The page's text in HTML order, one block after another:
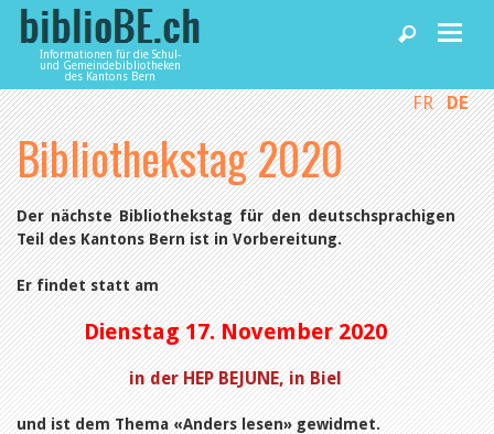
Informationen für die Schul-
und Gemeindebibliotheken
des Kantons Bern
Home
News und Fachbeiträge
Bibliotheken
Agenda
Dienstleistungen
FR DE
Bibliothekstag 2020
Der nächste Bibliothekstag für den deutschsprachigen
Teil des Kantons Bern ist in Vorbereitung.
Er findet statt am
Dienstag 17. November 2020
in der HEP BEJUNE, in Biel
und ist dem Thema «Anders lesen» gewidmet.